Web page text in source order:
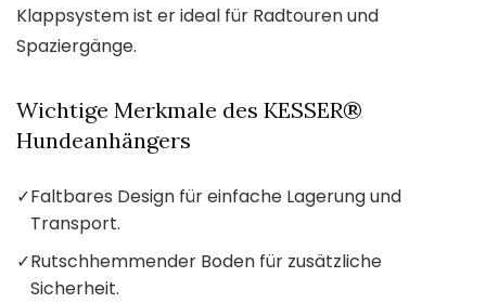
Klappsystem ist er ideal für Radtouren und
Spaziergänge.
Wichtige Merkmale des KESSER®
Hundeanhängers
✓Faltbares Design für einfache Lagerung und
Transport.
✓Rutschhemmender Boden für zusätzliche
Sicherheit.